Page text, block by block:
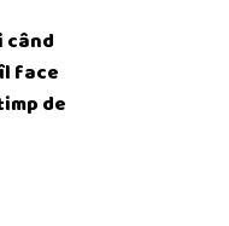
când
face
de